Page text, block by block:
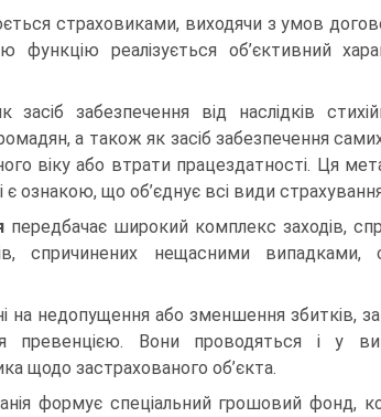
страховиками, виходячи з умов
реалізується об’єктивний
засіб забезпечення від наслідків
а також як засіб забезпечення
віку або втрати працездатності. Ця
є ознакою, що об’єднує всі види
передбачає широкий комплекс заходів,
спричинених нещасними
на недопущення або змен­шення збитків,
превенцією. Вони проводяться і у
щодо застра­хованого об’єкта.
формує спеціальний грошо­вий фонд,